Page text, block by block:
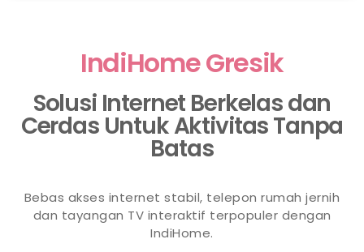
IndiHome Gresik
Solusi Internet Berkelas dan
Cerdas Untuk Aktivitas Tanpa
Batas
Bebas akses internet stabil, telepon rumah jernih
dan tayangan TV interaktif terpopuler dengan
IndiHome.